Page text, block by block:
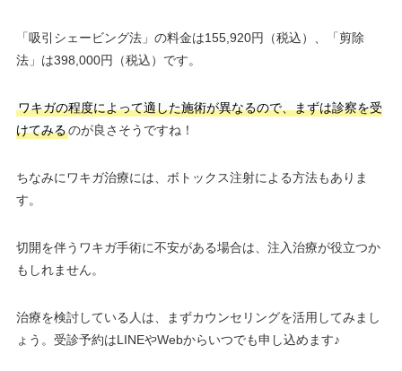
「吸引シェービング法」の料金は155,920円（税込）、「剪除
法」は398,000円（税込）です。
ワキガの程度によって適した施術が異なるので、まずは診察を受
けてみるのが良さそうですね！
ちなみにワキガ治療には、ボトックス注射による方法もありま
す。
切開を伴うワキガ手術に不安がある場合は、注入治療が役立つか
もしれません。
治療を検討している人は、まずカウンセリングを活用してみまし
ょう。受診予約はLINEやWebからいつでも申し込めます♪